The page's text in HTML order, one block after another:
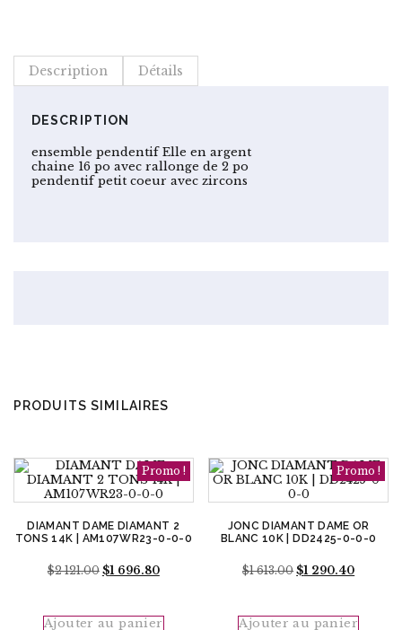
Description Détails
DESCRIPTION
ensemble pendentif Elle en argent
chaine 16 po avec rallonge de 2 po
pendentif petit coeur avec zircons
PRODUITS SIMILAIRES
Promo !
DIAMANT DAME DIAMANT 2
TONS 14K | AM107WR23-0-0-0
$2 121.00 Le
$2
$1 696.80Le
$1
Ajouter au panier
Promo !
JONC DIAMANT DAME OR
BLANC 10K | DD2425-0-0-0
$1 613.00Le
$1
$1 290.40Le
$1
Ajouter au panier